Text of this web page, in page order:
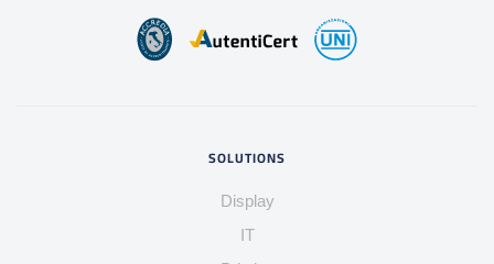
SOLUTIONS
Display
IT